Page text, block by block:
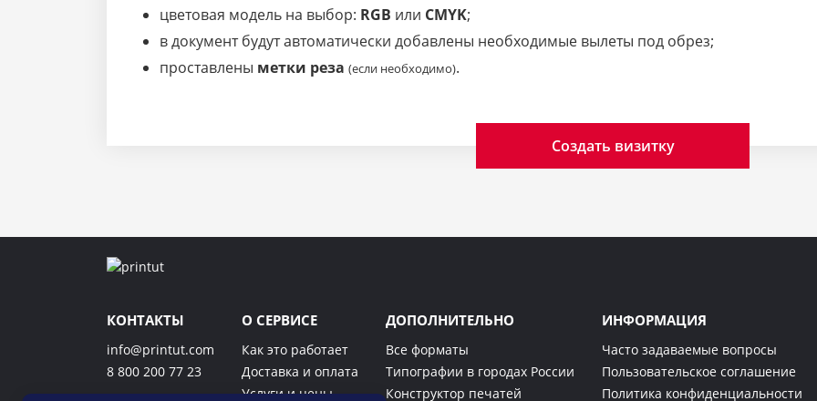
цветовая модель на выбор: RGB или CMYK;
в документ будут автоматически добавлены необходимые вылеты под обрез;
проставлены метки реза (если необходимо).
Создать визитку
КОНТАКТЫ
info@printut.com
8 800 200 77 23
О СЕРВИСЕ
Как это работает
Доставка и оплата
Услуги и цены
ДОПОЛНИТЕЛЬНО
Все форматы
Типографии в городах России
Конструктор печатей
ИНФОРМАЦИЯ
Часто задаваемые вопросы
Пользовательское соглашение
Политика конфиденциальности